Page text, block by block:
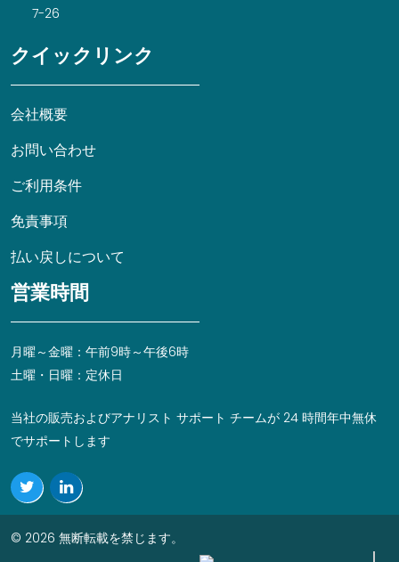
7-26
クイックリンク
会社概要
お問い合わせ
ご利用条件
免責事項
払い戻しについて
営業時間
月曜～金曜：午前9時～午後6時
土曜・日曜：定休日
当社の販売およびアナリスト サポート チームが 24 時間年中無休
でサポートします
© 2026 無断転載を禁じます。